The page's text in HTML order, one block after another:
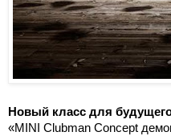
Новый класс для
«MINI Clubman Concept